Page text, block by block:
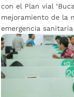
con el Plan vial
mejoramiento de la
emergencia